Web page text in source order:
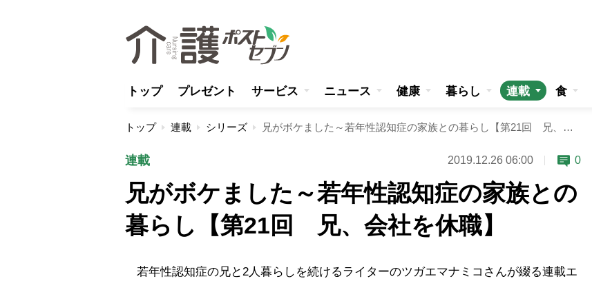
トップ プレゼント サービス ニュース 健康 暮らし 連載 食
トップ 連載 シリーズ 兄がボケました～若年性認知症の家族との暮らし【第21回 兄、会社を休職】
連載 2019.12.26 06:00 0
兄がボケました～若年性認知症の家族との
暮らし【第21回 兄、会社を休職】
若年性認知症の兄と2人暮らしを続けるライターのツガエマナミコさんが綴る連載エ